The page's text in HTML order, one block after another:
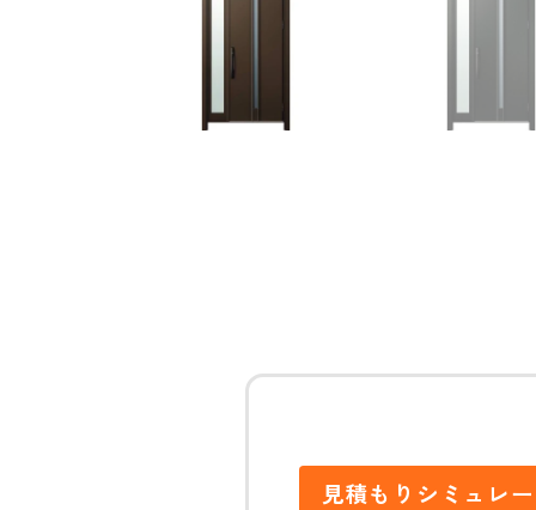
見積もりシミュレ